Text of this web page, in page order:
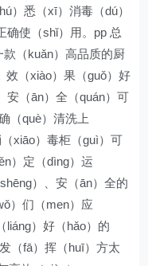
）悉（xī）消毒（dú）
确使（shǐ）用。pp 总
（kuǎn）高品质的厨
效（xiào）果（guǒ）好
安（ān）全（quán）可
（què）清洗上
xiāo）毒柜（guì）可
）定（dìng）运
）、安（ān）全的
）们（men）应
liáng）好（hǎo）的
（fā）挥（huī）方太